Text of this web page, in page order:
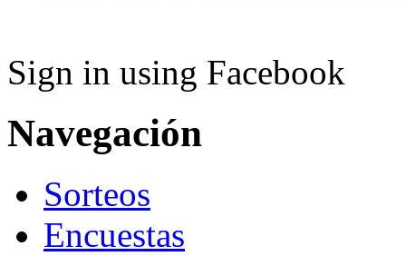
Sign in using Facebook
Navegación
Sorteos
Encuestas